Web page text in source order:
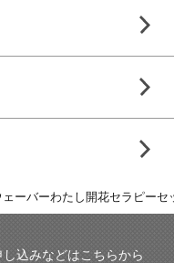
ェーバーわたし開花セラピーセ
込みなどはこちらから